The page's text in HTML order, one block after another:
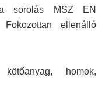
sorolás MSZ EN
ellenálló
homok,